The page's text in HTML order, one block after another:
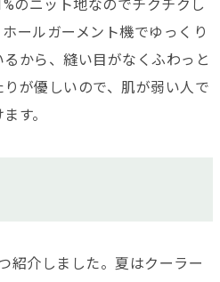
のニット地なのでチクチクし
ールガーメント機でゆっくり
から、縫い目がなくふわっと
が優しいので、肌が弱い人で
す。
紹介しました。夏はクーラー